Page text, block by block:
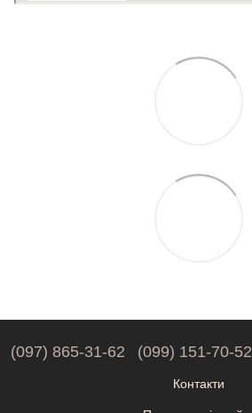
(097) 865-31-62 (099) 151-70-52
Контакти